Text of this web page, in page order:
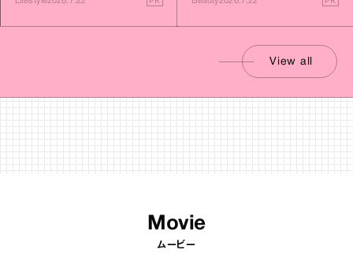
View all
Movie
ムービー